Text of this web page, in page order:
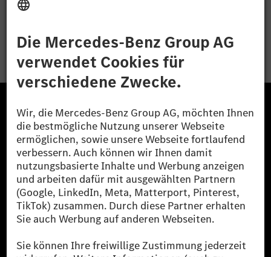
Bewerben
Die Mercedes-Benz Group.
Die Mercedes-Benz Group AG (ehemals Daimler AG)
ist eines der erfolgreichsten Automobilunternehmen
der Welt. Mit der Mercedes-Benz AG gehören wir zu
den größten Anbietern von Premium- und Luxus-Pkw
und Vans. Die Mercedes-Benz Mobility AG bietet
Finanzierung, Leasing, Fahrzeugabos und –miete,
Flottenmanagement, digitale Services rund um Laden
und Bezahlen, die Vermittlung von Versicherungen
sowie innovative Mobilitätsdienstleistungen an.